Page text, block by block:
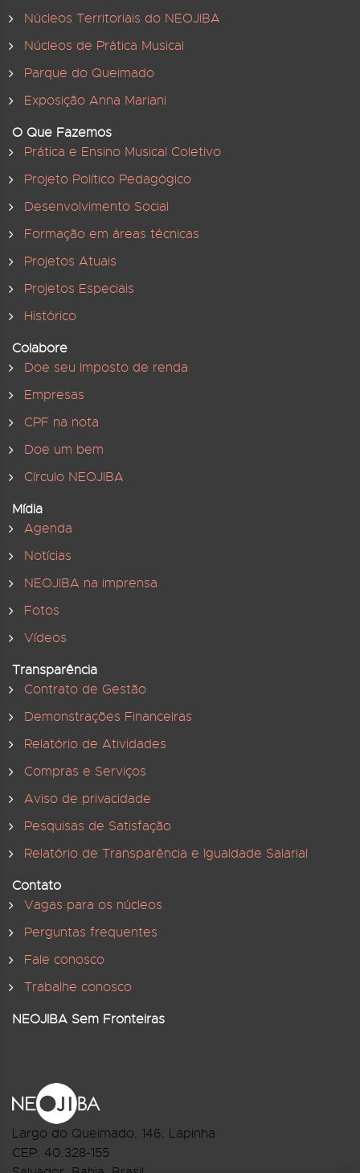
Núcleos Territoriais do NEOJIBA
Núcleos de Prática Musical
Parque do Queimado
Exposição Anna Mariani
O Que Fazemos
Prática e Ensino Musical Coletivo
Projeto Político Pedagógico
Desenvolvimento Social
Formação em áreas técnicas
Projetos Atuais
Projetos Especiais
Histórico
Colabore
Doe seu Imposto de renda
Empresas
CPF na nota
Doe um bem
Círculo NEOJIBA
Mídia
Agenda
Notícias
NEOJIBA na imprensa
Fotos
Vídeos
Transparência
Contrato de Gestão
Demonstrações Financeiras
Relatório de Atividades
Compras e Serviços
Aviso de privacidade
Pesquisas de Satisfação
Relatório de Transparência e Igualdade Salarial
Contato
Vagas para os núcleos
Perguntas frequentes
Fale conosco
Trabalhe conosco
NEOJIBA Sem Fronteiras
Largo do Queimado, 146, Lapinha
CEP: 40.328-155